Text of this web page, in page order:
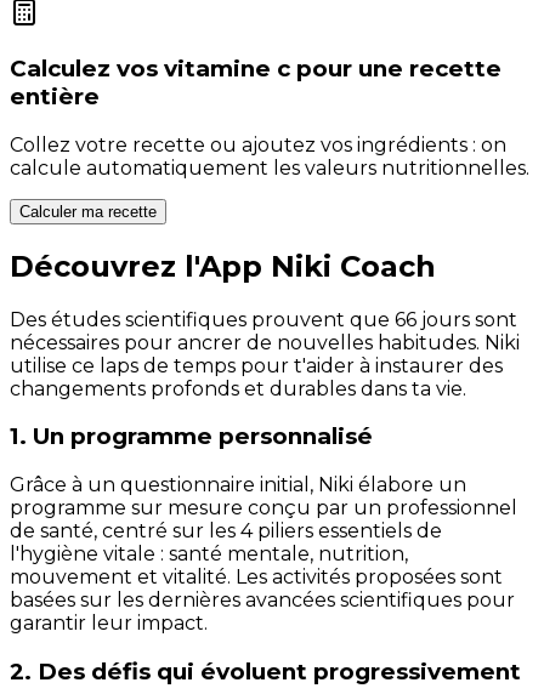
Calculez vos vitamine c pour une recette
entière
Collez votre recette ou ajoutez vos ingrédients : on
calcule automatiquement les valeurs nutritionnelles.
Calculer ma recette
Découvrez l'App Niki Coach
Des études scientifiques prouvent que 66 jours sont
nécessaires pour ancrer de nouvelles habitudes. Niki
utilise ce laps de temps pour t'aider à instaurer des
changements profonds et durables dans ta vie.
1. Un programme personnalisé
Grâce à un questionnaire initial, Niki élabore un
programme sur mesure conçu par un professionnel
de santé, centré sur les 4 piliers essentiels de
l'hygiène vitale : santé mentale, nutrition,
mouvement et vitalité. Les activités proposées sont
basées sur les dernières avancées scientifiques pour
garantir leur impact.
2. Des défis qui évoluent progressivement